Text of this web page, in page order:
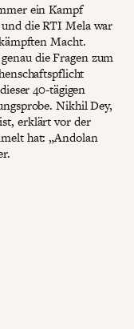
ein Kampf
die RTI Mela war
Macht.
die Fragen zum
40-tägigen
Nikhil Dey,
erklärt vor der
hat: „Andolan